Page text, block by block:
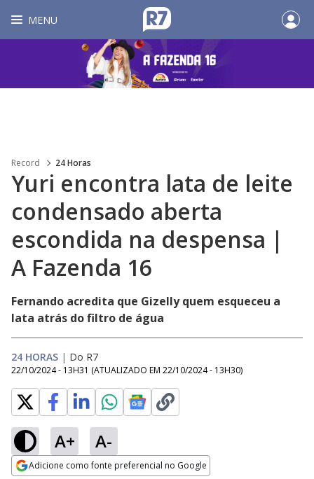
MENU
Record 24 Horas
Yuri encontra lata de leite
condensado aberta
escondida na despensa |
A Fazenda 16
Fernando acredita que Gizelly quem esqueceu a
lata atrás do filtro de água
24 HORAS | Do R7
22/10/2024 - 13H31 (ATUALIZADO EM 22/10/2024 - 13H30)
A+ A-
Adicione como fonte preferencial no Google
Ativar
Loaded
21.61%